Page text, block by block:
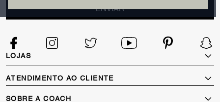
LOJAS
Localizador de Lojas
Termos de Privacidade
ATENDIMENTO AO CLIENTE
Minha Conta
SOBRE A COACH
ENVIAR